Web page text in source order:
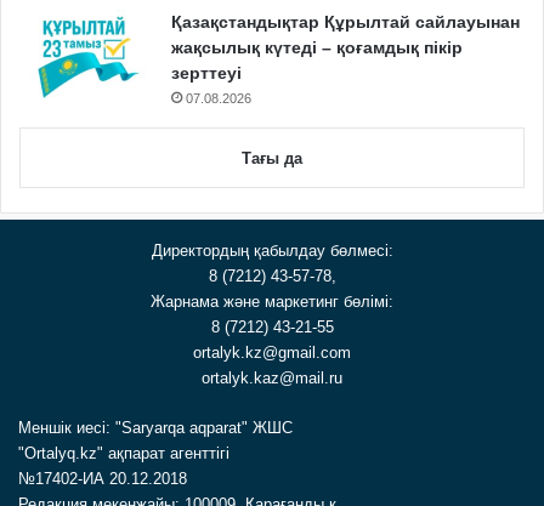
Қазақстандықтар Құрылтай сайлауынан
жақсылық күтеді – қоғамдық пікір
зерттеуі
07.08.2026
Тағы да
Директордың қабылдау бөлмесі:
8 (7212) 43-57-78,
Жарнама және маркетинг бөлімі:
8 (7212) 43-21-55
ortalyk.kz@gmail.com
ortalyk.kaz@mail.ru
Меншік иесі: "Saryarqa aqparat" ЖШС
"Ortalyq.kz" ақпарат агенттігі
№17402-ИА 20.12.2018